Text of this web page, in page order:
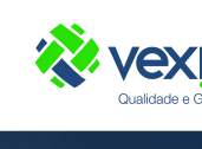
content